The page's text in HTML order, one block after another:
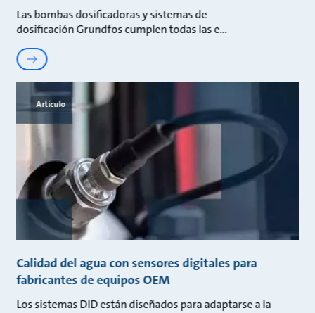
Las bombas dosificadoras y sistemas de
dosificación Grundfos cumplen todas las e
Artículo
Calidad del agua con sensores digitales para
fabricantes de equipos OEM
Los sistemas DID están diseñados para adaptarse a la